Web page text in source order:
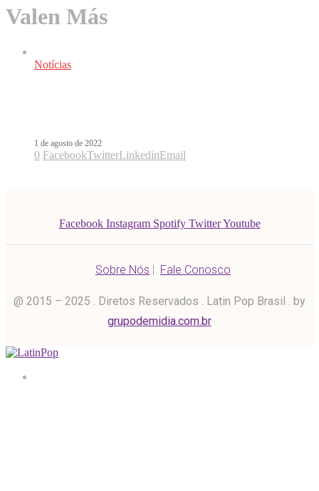
Valen Más
Notícias
1 de agosto de 2022
0 FacebookTwitterLinkedinEmail
Facebook Instagram Spotify Twitter Youtube
Sobre Nós | Fale Conosco
@ 2015 – 2025 . Diretos Reservados . Latin Pop Brasil . by
grupodemidia.com.br